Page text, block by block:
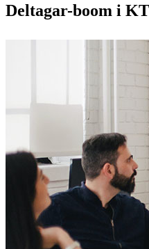
Deltagar-boom i